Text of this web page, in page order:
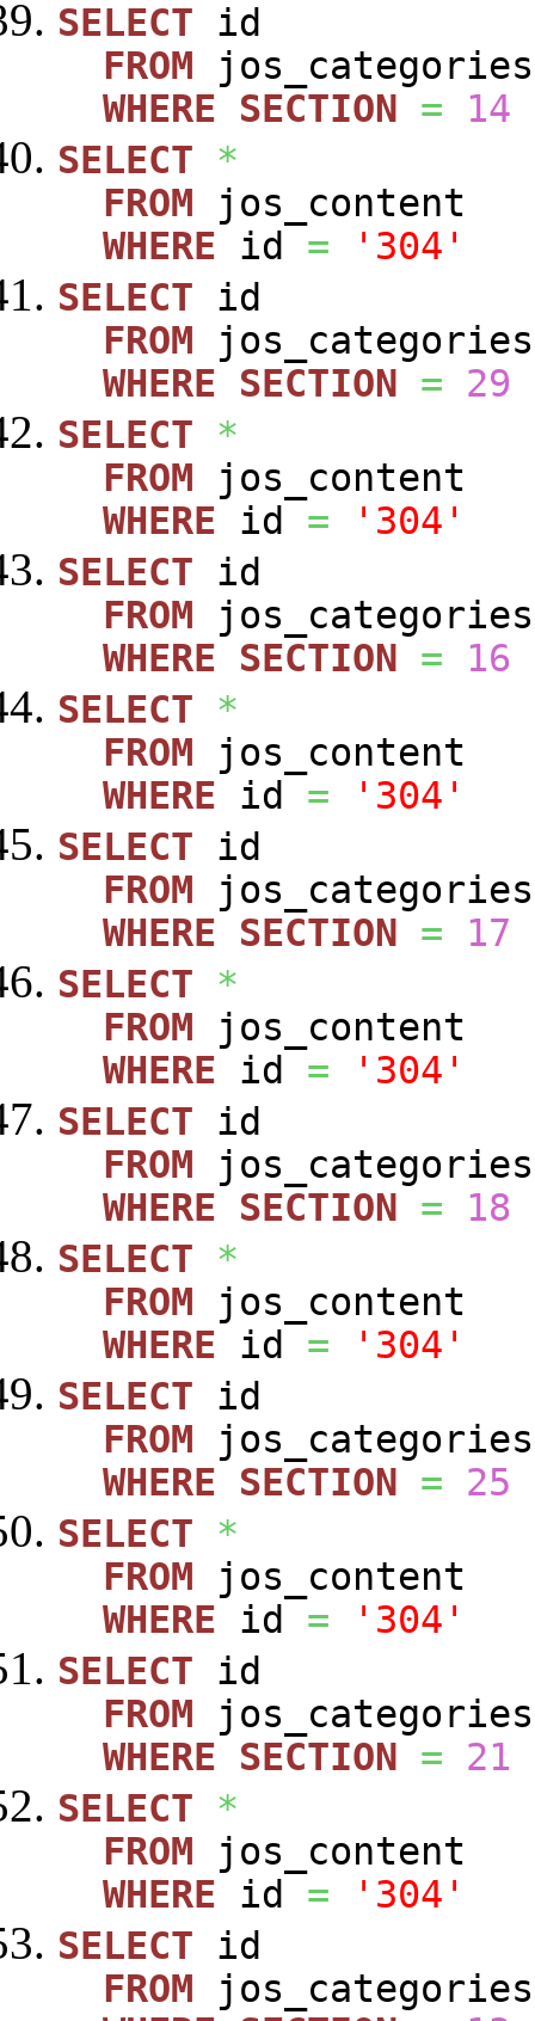
SELECT id
FROM jos_categories
WHERE
SECTION =
14
SELECT
*
FROM jos_content
WHERE id =
'304'
SELECT id
FROM jos_categories
WHERE
SECTION =
29
SELECT
*
FROM jos_content
WHERE id =
'304'
SELECT id
FROM jos_categories
WHERE
SECTION =
16
SELECT
*
FROM jos_content
WHERE id =
'304'
SELECT id
FROM jos_categories
WHERE
SECTION =
17
SELECT
*
FROM jos_content
WHERE id =
'304'
SELECT id
FROM jos_categories
WHERE
SECTION =
18
SELECT
*
FROM jos_content
WHERE id =
'304'
SELECT id
FROM jos_categories
WHERE
SECTION =
25
SELECT
*
FROM jos_content
WHERE id =
'304'
SELECT id
FROM jos_categories
WHERE
SECTION =
21
SELECT
*
FROM jos_content
WHERE id =
'304'
SELECT id
FROM jos_categories